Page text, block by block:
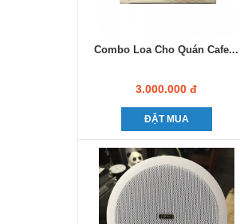
Combo Loa Cho Quán Cafe...
3.000.000 đ
ĐẶT MUA